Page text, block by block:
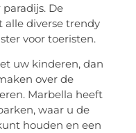
De
alle diverse trendy
voor toeristen.
uw kinderen, dan
over de
Marbella heeft
waar u de
houden en een